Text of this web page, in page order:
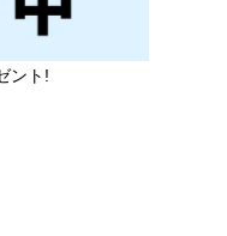
ント!